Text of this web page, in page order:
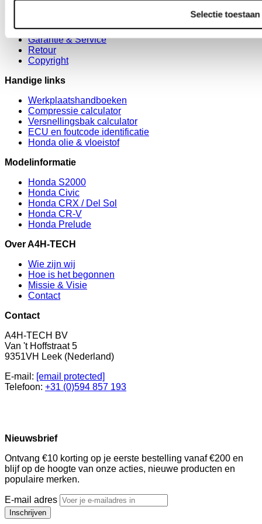
Selectie toestaan
Privacy Policy
Garantie & Service
Retour
Copyright
Handige links
Werkplaatshandboeken
Compressie calculator
Versnellingsbak calculator
ECU en foutcode identificatie
Honda olie & vloeistof
Modelinformatie
Honda S2000
Honda Civic
Honda CRX / Del Sol
Honda CR-V
Honda Prelude
Over A4H-TECH
Wie zijn wij
Hoe is het begonnen
Missie & Visie
Contact
Contact
A4H-TECH BV
Van 't Hoffstraat 5
9351VH Leek (Nederland)
E-mail: [email protected]
Telefoon: +31 (0)594 857 193
Nieuwsbrief
Ontvang €10 korting op je eerste bestelling vanaf €200 en
blijf op de hoogte van onze acties, nieuwe producten en
populaire merken.
E-mail adres
Inschrijven